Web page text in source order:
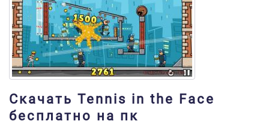
Скачать Tennis in the Face
бесплатно на пк